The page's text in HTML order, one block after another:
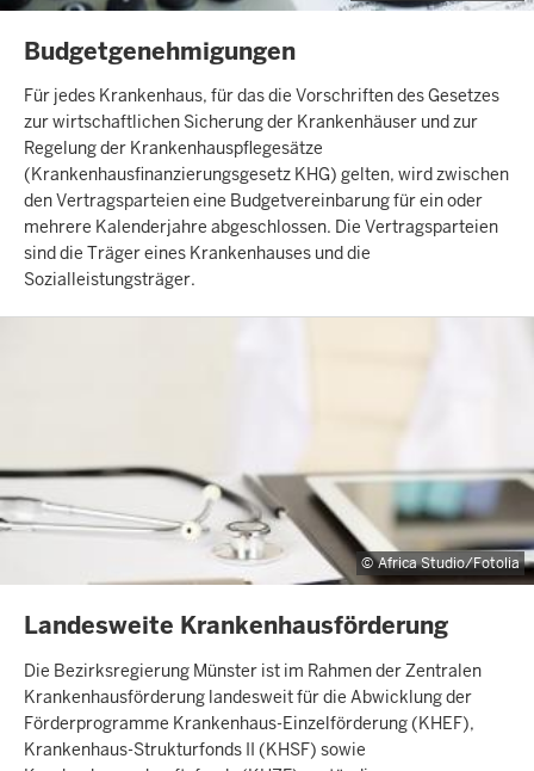
INHALTSSEITE
Budgetgenehmigungen
Für jedes Krankenhaus, für das die Vorschriften des Gesetzes
zur wirtschaftlichen Sicherung der Krankenhäuser und zur
Regelung der Krankenhauspflegesätze
(Krankenhausfinanzierungsgesetz KHG) gelten, wird zwischen
den Vertragsparteien eine Budgetvereinbarung für ein oder
mehrere Kalenderjahre abgeschlossen. Die Vertragsparteien
sind die Träger eines Krankenhauses und die
Sozialleistungsträger.
Africa Studio/Fotolia
INHALTSSEITE
Landesweite Krankenhausförderung
Die Bezirksregierung Münster ist im Rahmen der Zentralen
Krankenhausförderung landesweit für die Abwicklung der
Förderprogramme Krankenhaus-Einzelförderung (KHEF),
Krankenhaus-Strukturfonds II (KHSF) sowie